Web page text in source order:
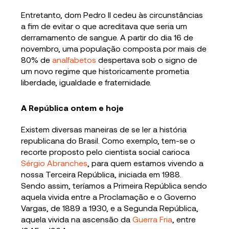
Entretanto, dom Pedro II cedeu às circunstâncias
a fim de evitar o que acreditava que seria um
derramamento de sangue. A partir do dia 16 de
novembro, uma população composta por mais de
80% deanalfabetos despertava sob o signo de
um novo regime que historicamente prometia
liberdade, igualdade e fraternidade.
A República ontem e hoje
Existem diversas maneiras de se ler a história
republicana do Brasil. Como exemplo, tem-se o
recorte proposto pelo cientista social carioca
Sérgio Abranches , para quem estamos vivendo a
nossa Terceira República, iniciada em 1988.
Sendo assim, teríamos a Primeira República sendo
aquela vivida entre a Proclamação e o Governo
Vargas, de 1889 a 1930, e a Segunda República,
aquela vivida na ascensão daGuerra Fria , entre